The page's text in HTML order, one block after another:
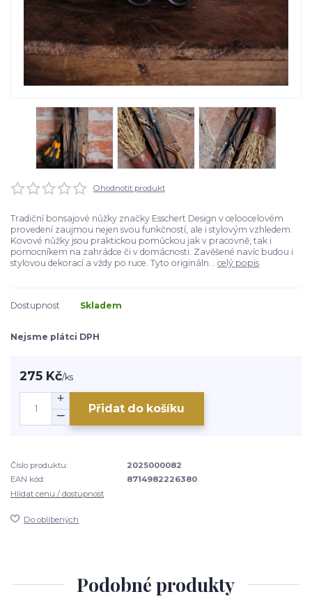
Ohodnotit produkt
Tradiční bonsajové nůžky značky Esschert Design v celoocelovém
provedení zaujmou nejen svou funkčností, ale i stylovým vzhledem.
Kovové nůžky jsou praktickou pomůckou jak v pracovně, tak i
pomocníkem na zahrádce či v domácnosti. Zavěšené navíc budou i
stylovou dekorací a vždy po ruce. Tyto origináln... celý popis
Dostupnost Skladem
Nejsme plátci DPH
275 Kč/ks
Přidat do košíku
Číslo produktu:
2025000082
EAN kód:
8714982226380
Hlídat cenu / dostupnost
Do oblíbených
Podobné produkty